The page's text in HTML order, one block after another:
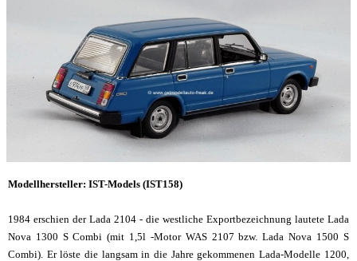
Modellhersteller: IST-Models (IST158)
1984 erschien der Lada 2104 - die westliche Exportbezeichnung lautete Lada
Nova 1300 S Combi (mit 1,5l -Motor WAS 2107 bzw. Lada Nova 1500 S
Combi). Er löste die langsam in die Jahre gekommenen Lada-Modelle 1200,